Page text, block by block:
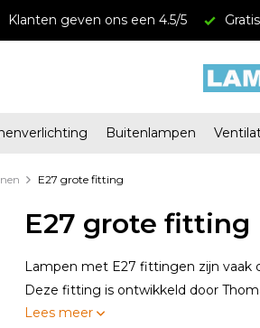
vanaf € 34,95
Buitenlampen
E27 grote fitting
E27 grote fitting
Lampen met E27 fittingen zijn vaak
Deze fitting is ontwikkeld door
Lees meer